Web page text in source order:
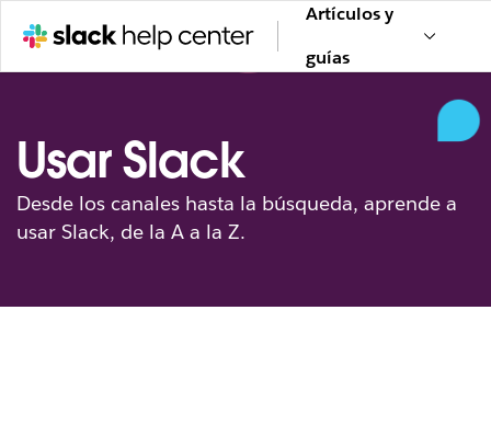
Artículos y
guías
Usar Slack
Desde los canales hasta la búsqueda, aprende a
usar Slack, de la A a la Z.